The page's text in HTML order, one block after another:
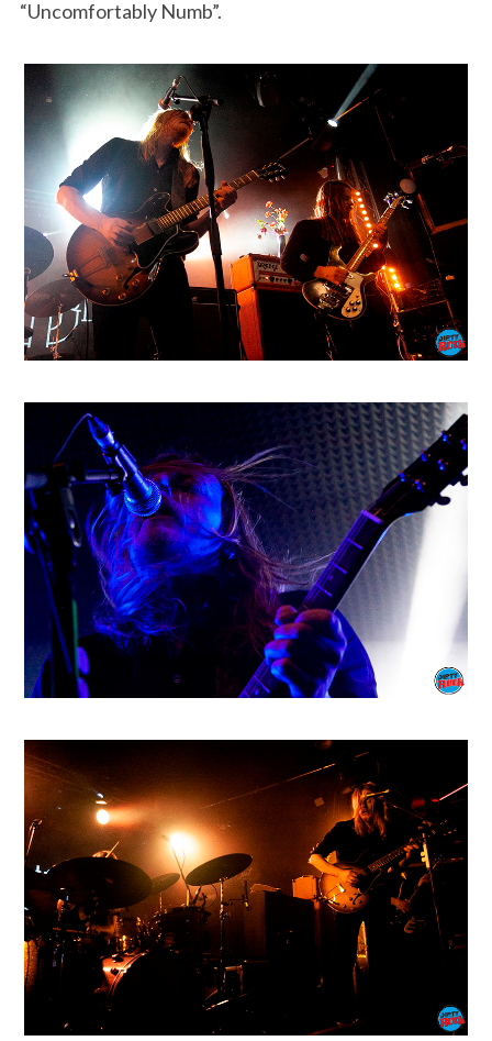
“Uncomfortably Numb”.